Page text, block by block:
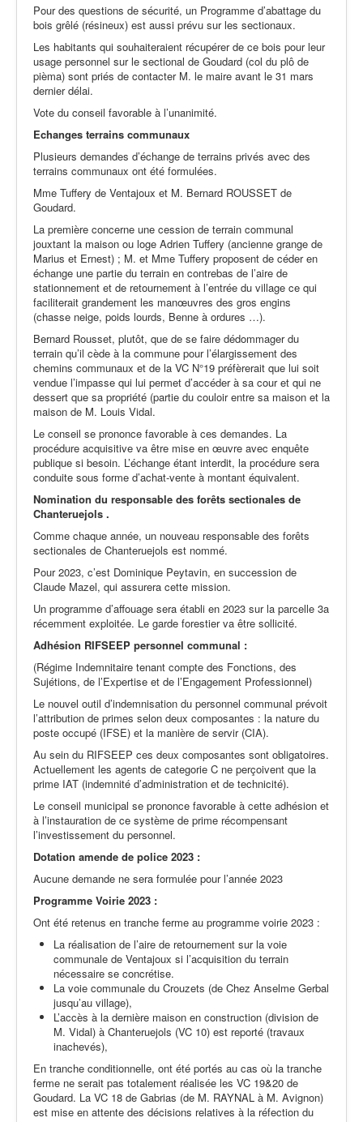
Pour des questions de sécurité, un Programme d’abattage du
bois grêlé (résineux) est aussi prévu sur les sectionaux.
Les habitants qui souhaiteraient récupérer de ce bois pour leur
usage personnel sur le sectional de Goudard (col du plô de
pièma) sont priés de contacter M. le maire avant le 31 mars
dernier délai.
Vote du conseil favorable à l’unanimité.
Echanges terrains communaux
Plusieurs demandes d’échange de terrains privés avec des
terrains communaux ont été formulées.
Mme Tuffery de Ventajoux et M. Bernard ROUSSET de
Goudard.
La première concerne une cession de terrain communal
jouxtant la maison ou loge Adrien Tuffery (ancienne grange de
Marius et Ernest) ; M. et Mme Tuffery proposent de céder en
échange une partie du terrain en contrebas de l’aire de
stationnement et de retournement à l’entrée du village ce qui
faciliterait grandement les manœuvres des gros engins
(chasse neige, poids lourds, Benne à ordures …).
Bernard Rousset, plutôt, que de se faire dédommager du
terrain qu’il cède à la commune pour l’élargissement des
chemins communaux et de la VC N°19 préfèrerait que lui soit
vendue l’impasse qui lui permet d’accéder à sa cour et qui ne
dessert que sa propriété (partie du couloir entre sa maison et la
maison de M. Louis Vidal.
Le conseil se prononce favorable à ces demandes. La
procédure acquisitive va être mise en œuvre avec enquête
publique si besoin. L’échange étant interdit, la procédure sera
conduite sous forme d’achat-vente à montant équivalent.
Nomination du responsable des forêts sectionales de
Chanteruejols .
Comme chaque année, un nouveau responsable des forêts
sectionales de Chanteruejols est nommé.
Pour 2023, c’est Dominique Peytavin, en succession de
Claude Mazel, qui assurera cette mission.
Un programme d’affouage sera établi en 2023 sur la parcelle 3a
récemment exploitée. Le garde forestier va être sollicité.
Adhésion RIFSEEP personnel communal :
(Régime Indemnitaire tenant compte des Fonctions, des
Sujétions, de l’Expertise et de l’Engagement Professionnel)
Le nouvel outil d’indemnisation du personnel communal prévoit
l’attribution de primes selon deux composantes : la nature du
poste occupé (IFSE) et la manière de servir (CIA).
Au sein du RIFSEEP ces deux composantes sont obligatoires.
Actuellement les agents de categorie C ne perçoivent que la
prime IAT (indemnité d’administration et de technicité).
Le conseil municipal se prononce favorable à cette adhésion et
à l’instauration de ce système de prime récompensant
l’investissement du personnel.
Dotation amende de police 2023 :
Aucune demande ne sera formulée pour l’année 2023
Programme Voirie 2023 :
Ont été retenus en tranche ferme au programme voirie 2023 :
La réalisation de l’aire de retournement sur la voie
communale de Ventajoux si l’acquisition du terrain
nécessaire se concrétise.
La voie communale du Crouzets (de Chez Anselme Gerbal
jusqu’au village),
L’accès à la dernière maison en construction (division de
M. Vidal) à Chanteruejols (VC 10) est reporté (travaux
inachevés),
En tranche conditionnelle, ont été portés au cas où la tranche
ferme ne serait pas totalement réalisée les VC 19&20 de
Goudard. La VC 18 de Gabrias (de M. RAYNAL à M. Avignon)
est mise en attente des décisions relatives à la réfection du